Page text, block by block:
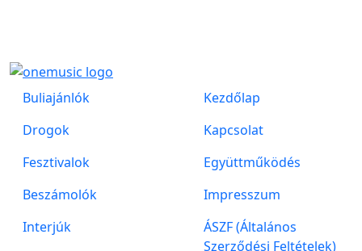
Buliajánlók
Drogok
Fesztivalok
Beszámolók
Interjúk
Kezdőlap
Kapcsolat
Együttműködés
Impresszum
ÁSZF (Általános
Szerződési Feltételek)